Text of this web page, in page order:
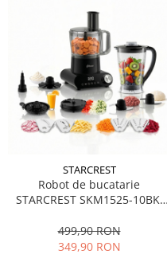
STARCREST
Robot de bucatarie
STARCREST SKM1525-10BK,
Control digital, Timer, Blender
2 L, Negru
499,90 RON
349,90 RON